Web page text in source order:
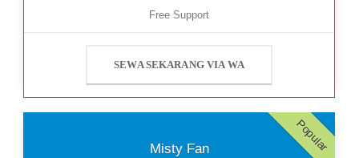
Free Support
SEWA SEKARANG VIA WA
Popular
Misty Fan